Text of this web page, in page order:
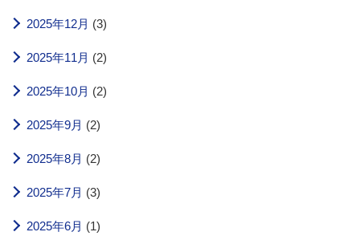
2025年12月 (3)
2025年11月 (2)
2025年10月 (2)
2025年9月 (2)
2025年8月 (2)
2025年7月 (3)
2025年6月 (1)